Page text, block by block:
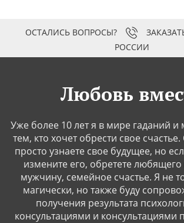
РОССИИ
Любовь
Уже более 10 лет я в мире гаданий
тем, кто хочет обрести свое
просто узнаете свое будущее, но
измените его, обретете
мужчину, семейное счастье. Я не
магически, но также буду
получения результата
консультациями и консультациями